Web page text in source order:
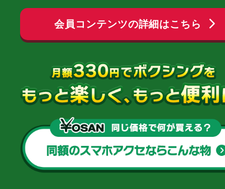
会員コンテンツの詳細はこちら